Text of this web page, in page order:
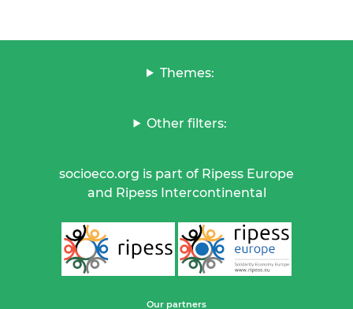
Themes:
Other filters:
socioeco.org is part of Ripess Europe
and Ripess Intercontinental
Our partners